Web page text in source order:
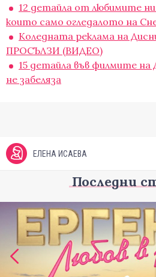
12 детайла от любимите
които само огледалото на
Коледната реклама на
ПРОСЪЛЗИ (ВИДЕО)
15 детайла във филмите
не забеляза
ЕЛЕНА ИСАЕВА
Последни